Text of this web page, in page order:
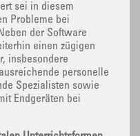
sei in diesem
Probleme bei
der Software
einen zügigen
insbesondere
personelle
Spezialisten sowie
Endgeräten bei